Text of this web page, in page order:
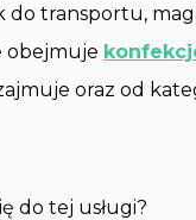
transportu,
obejmuje
oraz od
do tej usługi?